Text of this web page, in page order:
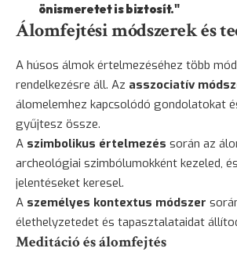
önismeretet is biztosít."
Álomfejtési módszerek és
A húsos álmok értelmezéséhez több
rendelkezésre áll. Az asszociatív
álomelemhez kapcsolódó gondolatokat
gyűjtesz össze.
A szimbolikus értelmezés során az
archeológiai szimbólumokként kezeled,
jelentéseket keresel.
A személyes kontextus módszer
élethelyzetedet és tapasztalataidat
Meditáció és álomfejtés